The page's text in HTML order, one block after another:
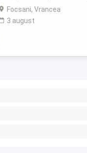
"2Family", situată în centrul ...
Focsani, Vrancea
3 august